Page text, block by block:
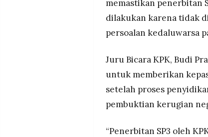
memastikan penerbitan
dilakukan karena tidak
persoalan kedaluwarsa
Juru Bicara KPK, Budi
untuk memberikan
setelah proses
pembuktian kerugian
“Penerbitan SP3 oleh